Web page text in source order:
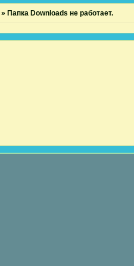
» Папка Downloads не работает.